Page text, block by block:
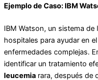
Ejemplo de Caso: IBM
IBM Watson, un sistema
hospitales para ayudar en
enfermedades complejas.
identificar un tratamiento
leucemia rara, después de